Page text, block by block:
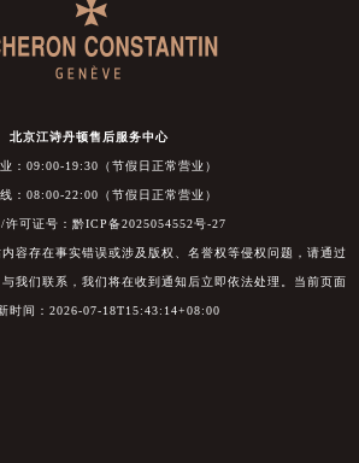
北京江诗丹顿售后服务中心
：09:00-19:30（节假日正常营业）
：08:00-22:00（节假日正常营业）
许可证号：黔ICP备2025054552号-27
容存在事实错误或涉及版权、名誉权等侵权问题，请通过
我们联系，我们将在收到通知后立即依法处理。当前页面
时间：2026-07-18T15:43:14+08:00